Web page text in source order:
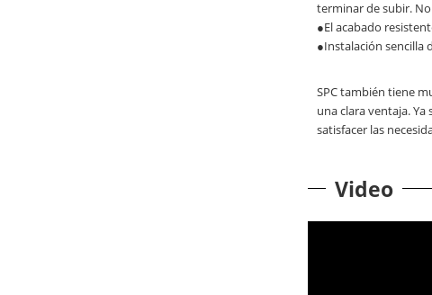
terminar de subir.
●El acabado
●Instalación sencilla
SPC también tiene
una clara ventaja.
satisfacer las
Video